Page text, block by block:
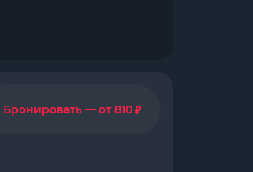
Бронировать — от 810₽